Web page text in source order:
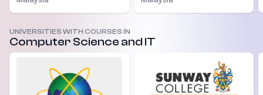
UNIVERSITIES WITH COURSES IN
Computer Science and IT